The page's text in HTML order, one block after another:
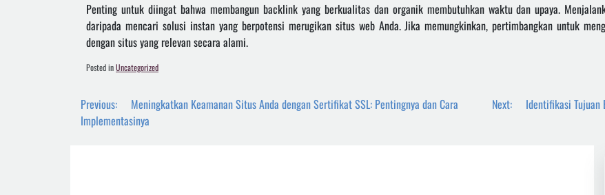
Penting untuk diingat bahwa membangun backlink yang berkualitas dan organik membutuhkan waktu dan upaya.
daripada mencari solusi instan yang berpotensi merugikan situs web Anda. Jika memungkinkan, pertimbangkan untuk
dengan situs yang relevan secara alami.
Posted inUncategorized
Post
navigation
Previous:
Meningkatkan Keamanan Situs Anda dengan Sertifikat SSL: Pentingnya dan Cara
Implementasinya
Next: Identifikasi Tujuan